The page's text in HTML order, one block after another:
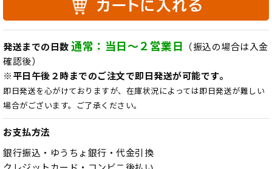
発送までの日数通常：当日～２営業日 （振込の場合は入金
確認後）
※平日午後２時までのご注文で即日発送が可能です。
即日発送を心がけておりますが、在庫状況によっては即日発送が難しい
場合がございます。ご了承ください。
お支払方法
銀行振込・ゆうちょ銀行・代金引換